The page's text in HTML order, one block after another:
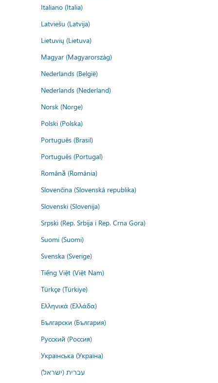
Italiano (Italia)
Latviešu (Latvija)
Lietuvių (Lietuva)
Magyar (Magyarország)
Nederlands (België)
Nederlands (Nederland)
Norsk (Norge)
Polski (Polska)
Português (Brasil)
Português (Portugal)
Română (România)
Slovenčina (Slovenská republika)
Slovenski (Slovenija)
Srpski (Rep. Srbija i Rep. Crna Gora)
Suomi (Suomi)
Svenska (Sverige)
Tiếng Việt (Việt Nam)
Türkçe (Türkiye)
Ελληνικά (Ελλάδα)
Български (България)
Русский (Россия)
Українська (Україна)
עברית (ישראל)